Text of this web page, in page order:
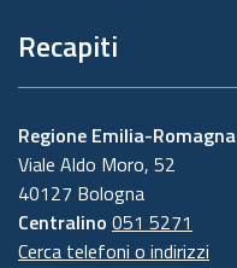
Recapiti
Regione Emilia-Romagna
Viale Aldo Moro, 52
40127 Bologna
Centralino 051 5271
Cerca telefoni o indirizzi